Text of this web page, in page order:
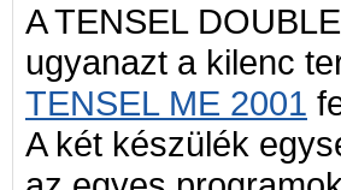
A TENSEL
ugyanazt a kilenc
TENSEL ME 2001
A két készülék